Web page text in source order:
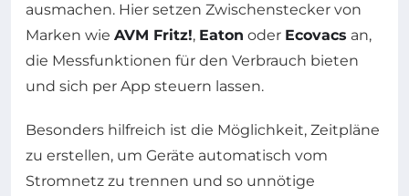
ausmachen. Hier setzen Zwischenstecker von
Marken wie AVM Fritz!, Eaton oder Ecovacs an,
die Messfunktionen für den Verbrauch bieten
und sich per App steuern lassen.
Besonders hilfreich ist die Möglichkeit, Zeitpläne
zu erstellen, um Geräte automatisch vom
Stromnetz zu trennen und so unnötige